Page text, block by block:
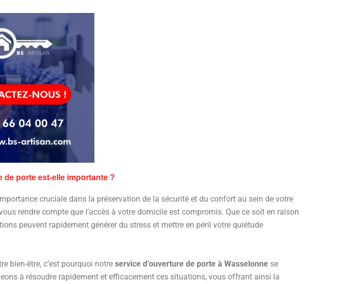
de porte est-elle importante ?
cruciale dans la préservation de la sécurité et du confort au sein de votre
rendre compte que l’accès à votre domicile est compromis. Que ce soit en raison
peuvent rapidement générer du stress et mettre en péril votre quiétude
bien-être, c’est pourquoi notre service d’ouverture de porte à Wasselonne se
à résoudre rapidement et efficacement ces situations, vous offrant ainsi la